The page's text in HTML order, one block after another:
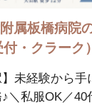
属板橋病院
付・クラーク
】未経験から
＼私服OK／